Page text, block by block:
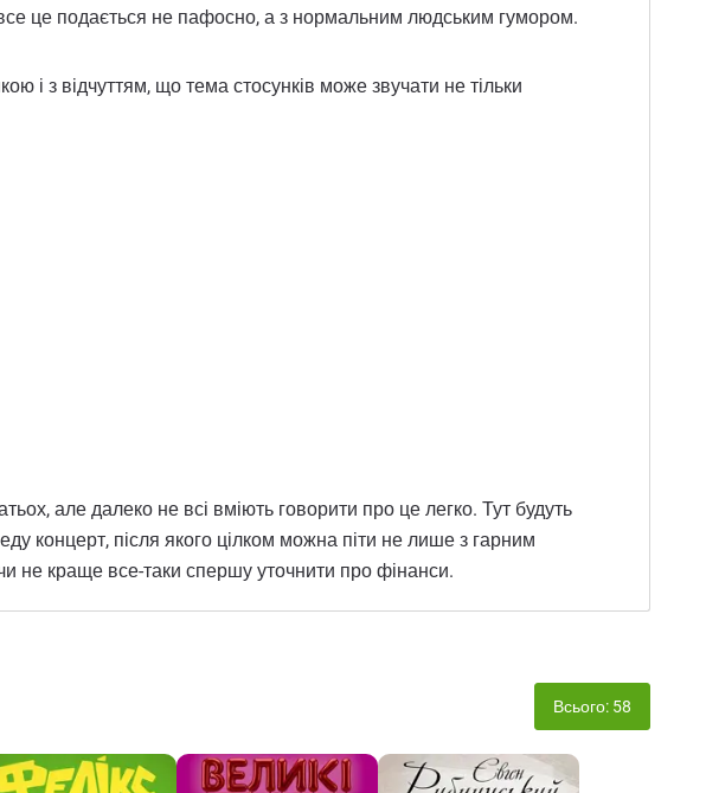
все це подається не пафосно, а з нормальним людським гумором.
і з відчуттям, що тема стосунків може звучати не тільки
але далеко не всі вміють говорити про це легко. Тут будуть
концерт, після якого цілком можна піти не лише з гарним
не краще все-таки спершу уточнити про фінанси.
Всього: 58